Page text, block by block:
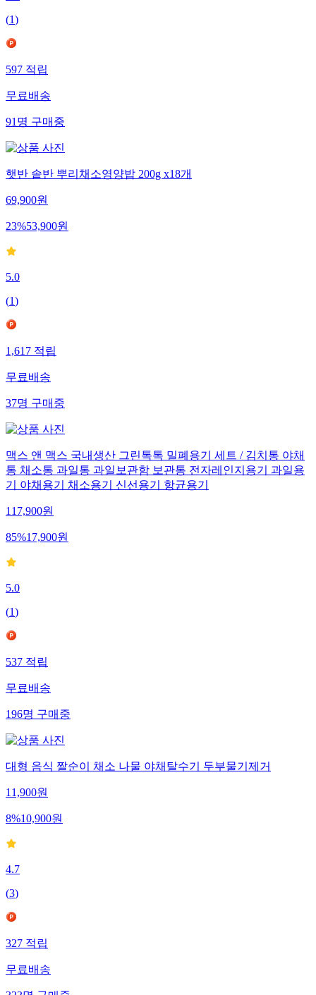
(1)
597적립
무료배송
91명구매중
햇반 솥반 뿌리채소영양밥 200g x18개
69,900원
23%53,900원
5.0
(1)
1,617적립
무료배송
37명구매중
맥스 앤 맥스 국내생산 그린톡톡 밀폐용기 세트 / 김치통 야채
통 채소통 과일통 과일보관함 보관통 전자레인지용기 과일용
기 야채용기 채소용기 신선용기 항균용기
117,900원
85%17,900원
5.0
(1)
537적립
무료배송
196명구매중
대형 음식 짤순이 채소 나물 야채탈수기 두부물기제거
11,900원
8%10,900원
4.7
(3)
327적립
무료배송